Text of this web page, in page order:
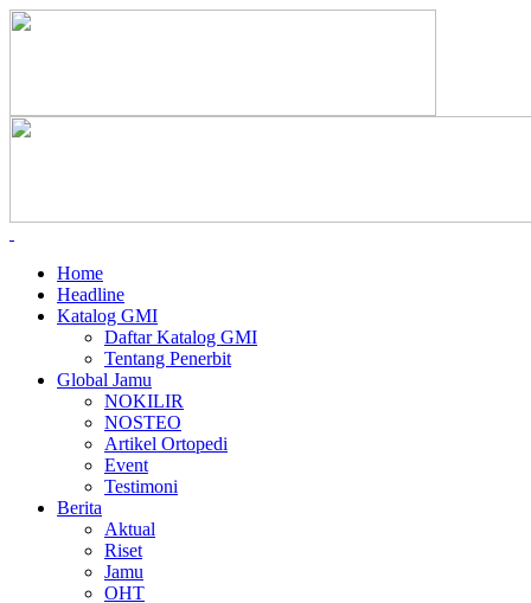
Home
Headline
Katalog GMI
Daftar Katalog GMI
Tentang Penerbit
Global Jamu
NOKILIR
NOSTEO
Artikel Ortopedi
Event
Testimoni
Berita
Aktual
Riset
Jamu
OHT